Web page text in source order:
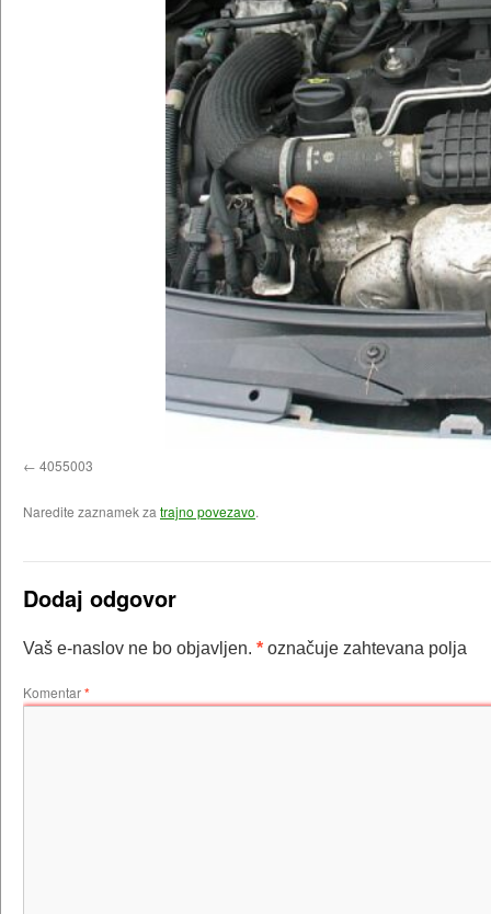
4055003
Naredite zaznamek za trajno povezavo.
Dodaj odgovor
Vaš e-naslov ne bo objavljen. * označuje zahtevana polja
Komentar*